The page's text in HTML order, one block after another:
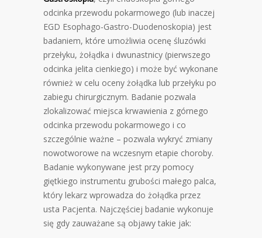
odcinka przewodu pokarmowego (lub inaczej
EGD Esophago-Gastro-Duodenoskopia) jest
badaniem, które umożliwia ocenę śluzówki
przełyku, żołądka i dwunastnicy (pierwszego
odcinka jelita cienkiego) i może być wykonane
również w celu oceny żołądka lub przełyku po
zabiegu chirurgicznym. Badanie pozwala
zlokalizować miejsca krwawienia z górnego
odcinka przewodu pokarmowego i co
szczególnie ważne – pozwala wykryć zmiany
nowotworowe na wczesnym etapie choroby.
Badanie wykonywane jest przy pomocy
giętkiego instrumentu grubości małego palca,
który lekarz wprowadza do żołądka przez
usta Pacjenta. Najczęściej badanie wykonuje
się gdy zauważane są objawy takie jak: